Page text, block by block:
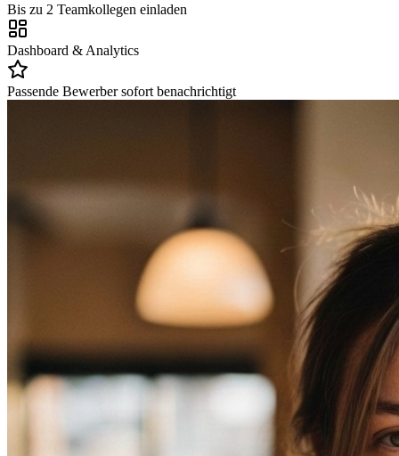
Bis zu 2 Teamkollegen einladen
Dashboard & Analytics
Passende Bewerber sofort benachrichtigt